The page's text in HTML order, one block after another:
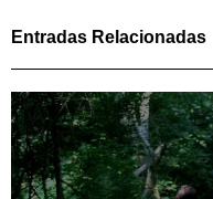
Entradas Relacionadas